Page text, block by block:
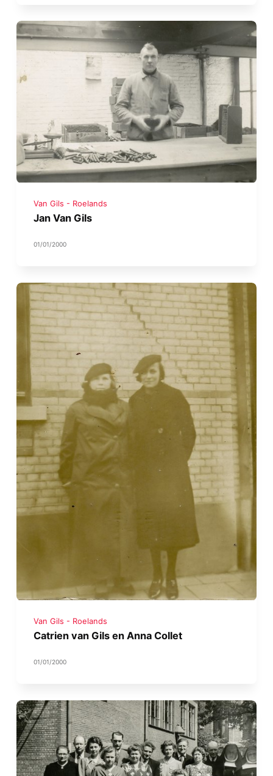
Van Gils - Roelands
Jan Van Gils
01/01/2000
Van Gils - Roelands
Catrien van Gils en Anna Collet
01/01/2000